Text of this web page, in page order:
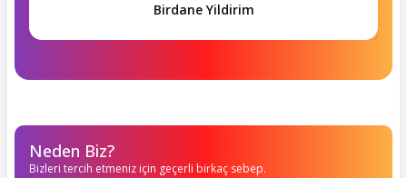
Birdane Yildirim
Neden Biz?
Bizleri tercih etmeniz için geçerli birkaç sebep.